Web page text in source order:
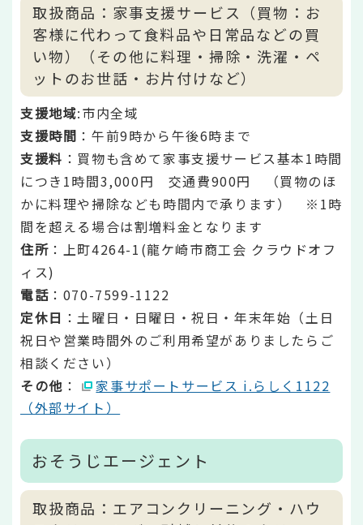
取扱商品：家事支援サービス（買物：お
客様に代わって食料品や日常品などの買
い物）（その他に料理・掃除・洗濯・ペ
ットのお世話・お片付けなど）
支援地域:市内全域
支援時間 ：午前9時から午後6時まで
支援料 ：買物も含めて家事支援サービス基本1時間
につき1時間3,000円 交通費900円 （買物のほ
かに料理や掃除なども時間内で承ります） ※1時
間を超える場合は割増料金となります
住所 ：上町4264-1(龍ケ崎市商工会 クラウドオフ
ィス)
電話 ：070-7599-1122
定休日 ：土曜日・日曜日・祝日・年末年始（土日
祝日や営業時間外のご利用希望がありましたらご
相談ください）
その他 ：
家事サポートサービス i.らしく1122
（外部サイト）
おそうじエージェント
取扱商品：エアコンクリーニング・ハウ